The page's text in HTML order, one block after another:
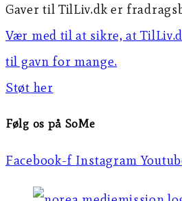
Gaver til TilLiv.dk er
Vær med til at sikre, at
til gavn for mange.
Støt her
Følg os på SoMe
Facebook-f Instagram